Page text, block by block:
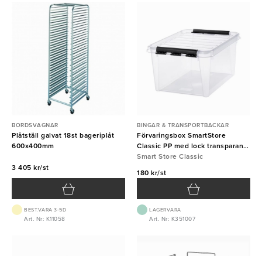
BORDSVAGNAR
Plåtställ galvat 18st bageriplåt
600x400mm
3 405 kr/st
BEST.VARA 3-5D
Art. Nr: K11058
BINGAR & TRANSPORTBACKAR
Förvaringsbox SmartStore
Classic PP med lock transparant
32L
Smart Store Classic
180 kr/st
LAGERVARA
Art. Nr: K351007